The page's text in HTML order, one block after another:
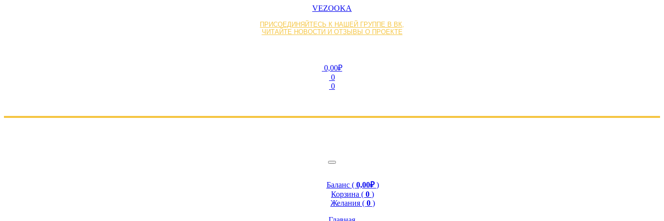
VEZOOKA
ПРИСОЕДИНЯЙТЕСЬ К НАШЕЙ ГРУППЕ В ВК,
ЧИТАЙТЕ НОВОСТИ И ОТЗЫВЫ О ПРОЕКТЕ
0,00₽
0
0
Баланс ( 0,00₽)
Корзина ( 0 )
Желания ( 0 )